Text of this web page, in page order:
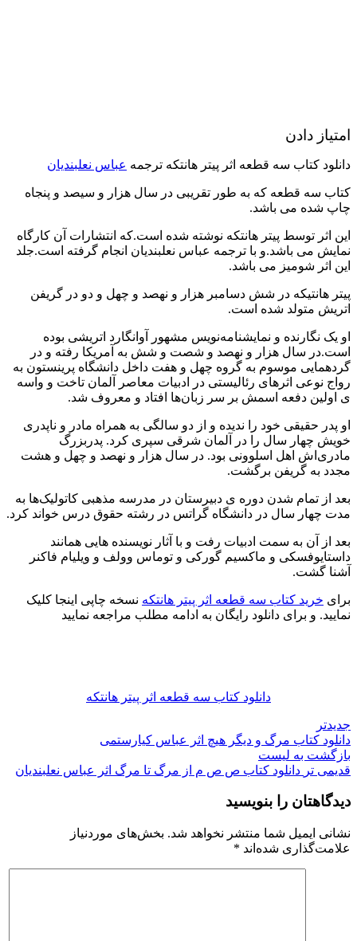
امتیاز دادن
دانلود کتاب سه قطعه اثر پیتر هانتکه ترجمه عباس نعلبندیان
کتاب سه قطعه که به طور تقریبی در سال هزار و سیصد و پنجاه
چاپ شده می باشد.
این اثر توسط پیتر هانتکه نوشته شده است.که انتشارات آن کارگاه
نمایش می باشد.و با ترجمه عباس نعلبندیان انجام گرفته است.جلد
این اثر شومیز می باشد.
پیتر هانتیکه در شش دسامبر هزار و نهصد و چهل و دو در گریفن
اتریش متولد شده است.
او یک نگارنده و نمایشنامه‌نویس مشهور آوانگارد اتریشی بوده
است.در سال هزار و نهصد و شصت و شش به آمریکا رفته و در
گردهمایی موسوم به گروه چهل و هفت داخل دانشگاه پرینستون به
رواج نوعی اثرهای رئالیستی در ادبیات معاصر آلمان تاخت و واسه
ی اولین دفعه اسمش بر سر زبان‌ها افتاد و معروف شد.
او پدر حقیقی خود را ندیده و از دو سالگی به همراه مادر و ناپدری‌
خویش چهار سال را در آلمان شرقی سپری کرد. پدربزرگ
مادری‌اش اهل اسلوونی بود. در سال هزار و نهصد و چهل و هشت
مجدد به گریفن برگشت.
بعد از تمام شدن دوره ی دبیرستان در مدرسه مذهبی کاتولیک‌ها به
مدت چهار سال در دانشگاه گراتس در رشته حقوق درس خواند کرد.
بعد از آن به سمت ادبیات رفت و با آثار نویسنده هایی همانند
داستایوفسکی و ماکسیم گورکی و توماس وولف و ویلیام فاکنر
آشنا گشت.
برای خرید کتاب سه قطعه اثر پیتر هانتکه نسخه چاپی اینجا کلیک
نمایید. و برای دانلود رایگان به ادامه مطلب مراجعه نمایید
دانلود کتاب سه قطعه اثر پیتر هانتکه
جدیدتر
دانلود کتاب مرگ و دیگر هیچ اثر عباس کیارستمی
بازگشت به لیست
قدیمی تر دانلود کتاب ص ص م از مرگ تا مرگ اثر عباس نعلبندیان
دیدگاهتان را بنویسید
نشانی ایمیل شما منتشر نخواهد شد. بخش‌های موردنیاز
علامت‌گذاری شده‌اند *